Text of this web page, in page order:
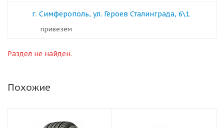
г. Симферополь, ул. Героев Сталинграда, 6\1
Привезем
Раздел не найден.
Похожие